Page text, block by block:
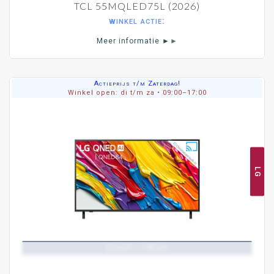
aangesloten op deze unit en deze tegelijk voor
ophangen zonder dat je (stroom, HDMI of
De meeste QLED tv's zijn direct uit voorraad
QLED tv's bij de Nederlandse importeur en
distributeurs kopen zijn praktisch alle modellen
binnen 24 uur leverbaar.
Wij zijn officieel QLED dealer vanSAMSUNG
QLED tv's worden geleverd met 2 jaar garantie en
met service aan huis, beschikbaar gesteld door
SHOWROOM.
TCL 55MQLED75L (2026)
winkel actie:
Meer informatie ► ►
LG
Actieprijs t/m Zaterdag!
Winkel open: di t/m za • 09:00–17:00